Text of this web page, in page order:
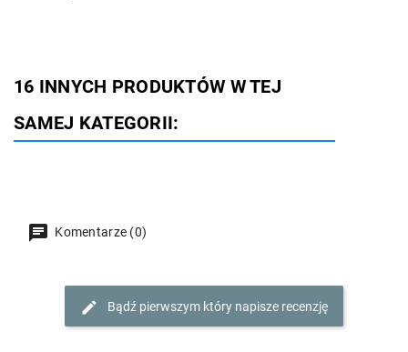
16 INNYCH PRODUKTÓW W TEJ
SAMEJ KATEGORII:
Komentarze (0)
Bądź pierwszym który napisze recenzję